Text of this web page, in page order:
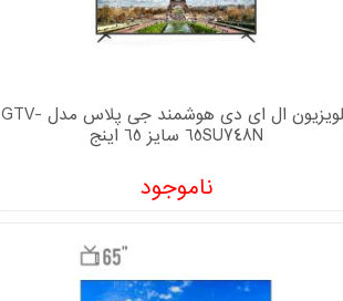
تلویزیون ال ای دی هوشمند جی پلاس مدل GTV-
65SU748N سایز 65 اینج
ناموجود